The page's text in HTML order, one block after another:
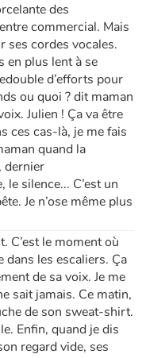
des
commercial. Mais
ses cordes vocales.
en plus lent à se
d’efforts pour
ou quoi ? dit maman
Julien ! Ça va être
ces cas-là, je me fais
quand la
dernier
silence... C’est un
Je n’ose même plus
C’est le moment où
dans les escaliers. Ça
de sa voix. Je me
sait jamais. Ce matin,
de son sweat-shirt.
Enfin, quand je dis
regard vide, ses